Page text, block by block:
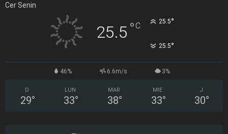
Cer Senin
25.5 °C 25.5°
25.5°
46% 6.6m/s 3%
D
29°
LUN
33°
MAR
38°
MIE
33°
J
30°